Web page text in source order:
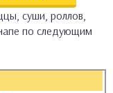
суши, роллов,
по следующим